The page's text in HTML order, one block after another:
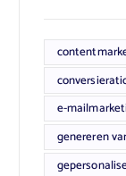
e-
genereren